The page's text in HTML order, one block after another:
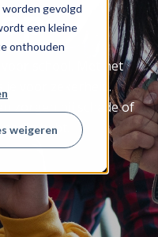
gevolgd
een kleine
onthouden
weigeren
voor school. Met het
je voor zekerheid.
zorgen bij schade of
hebt.